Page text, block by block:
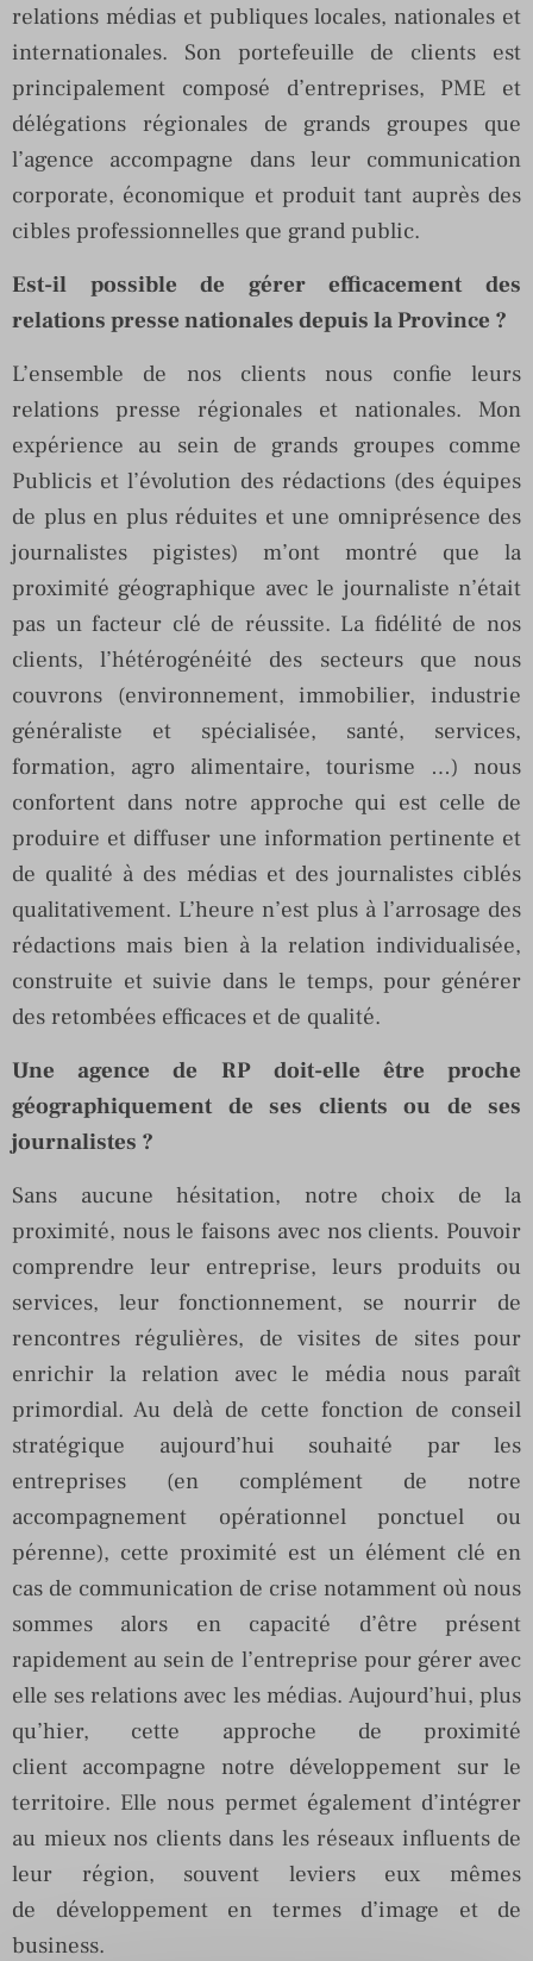
relations médias et publiques locales, nationales et
internationales. Son portefeuille de clients est
principalement composé d’entreprises, PME et
délégations régionales de grands groupes que
l’agence accompagne dans leur communication
corporate, économique et produit tant auprès des
cibles professionnelles que grand public.
Est-il possible de gérer efficacement des
relations presse nationales depuis la Province ?
L’ensemble de nos clients nous confie leurs
relations presse régionales et nationales. Mon
expérience au sein de grands groupes comme
Publicis et l’évolution des rédactions (des équipes
de plus en plus réduites et une omniprésence des
journalistes pigistes) m’ont montré que la
proximité géographique avec le journaliste n’était
pas un facteur clé de réussite. La fidélité de nos
clients, l’hétérogénéité des secteurs que nous
couvrons (environnement, immobilier, industrie
généraliste et spécialisée, santé, services,
formation, agro alimentaire, tourisme …) nous
confortent dans notre approche qui est celle de
produire et diffuser une information pertinente et
de qualité à des médias et des journalistes ciblés
qualitativement. L’heure n’est plus à l’arrosage des
rédactions mais bien à la relation individualisée,
construite et suivie dans le temps, pour générer
des retombées efficaces et de qualité.
Une agence de RP doit-elle être proche
géographiquement de ses clients ou de ses
journalistes ?
Sans aucune hésitation, notre choix de la
proximité, nous le faisons avec nos clients. Pouvoir
comprendre leur entreprise, leurs produits ou
services, leur fonctionnement, se nourrir de
rencontres régulières, de visites de sites pour
enrichir la relation avec le média nous paraît
primordial. Au delà de cette fonction de conseil
stratégique aujourd’hui souhaité par les
entreprises (en complément de notre
accompagnement opérationnel ponctuel ou
pérenne), cette proximité est un élément clé en
cas de communication de crise notamment où nous
sommes alors en capacité d’être présent
rapidement au sein de l’entreprise pour gérer avec
elle ses relations avec les médias. Aujourd’hui, plus
qu’hier, cette approche de proximité
client accompagne notre développement sur le
territoire. Elle nous permet également d’intégrer
au mieux nos clients dans les réseaux influents de
leur région, souvent leviers eux mêmes
de développement en termes d’image et de
business.